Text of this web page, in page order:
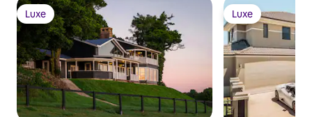
Luxe
Luxe Luxe
Luxe